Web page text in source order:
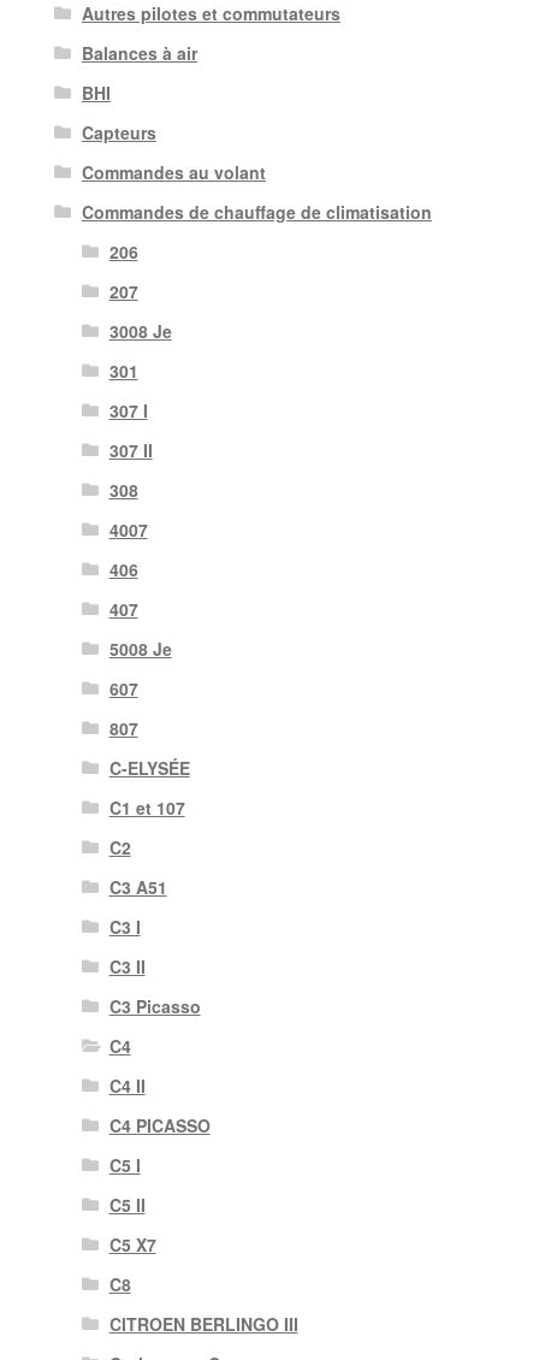
Autres pilotes et commutateurs
Balances à air
BHI
Capteurs
Commandes au volant
Commandes de chauffage de climatisation
206
207
3008 Je
301
307 I
307 II
308
4007
406
407
5008 Je
607
807
C-ELYSÉE
C1 et 107
C2
C3 A51
C3 I
C3 II
C3 Picasso
C4
C4 II
C4 PICASSO
C5 I
C5 II
C5 X7
C8
CITROEN BERLINGO III